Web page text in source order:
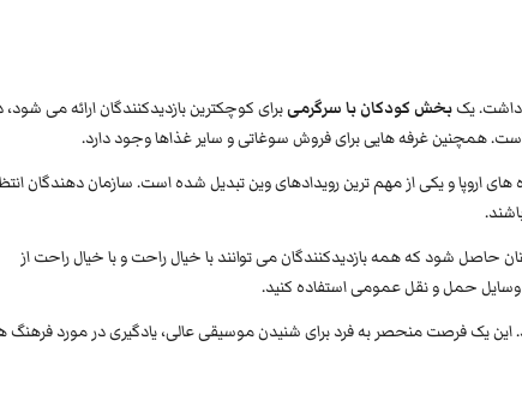
داشت. یکبخش کودکان با سرگرمیبرای کوچکترین بازدیدکنندگان ارائه می شود،
همچنین غرفه هایی برای فروش سوغاتی و سایر غذاها وجود دارد.
اروپا و یکی از مهم ترین رویدادهای وین تبدیل شده است. سازمان دهندگان
حاصل شود که همه بازدیدکنندگان می توانند با خیال راحت و با خیال راحت از
وسایل حمل و نقل عمومی استفاده کنید.
این یک فرصت منحصر به فرد برای شنیدن موسیقی عالی، یادگیری در مورد فرهنگ